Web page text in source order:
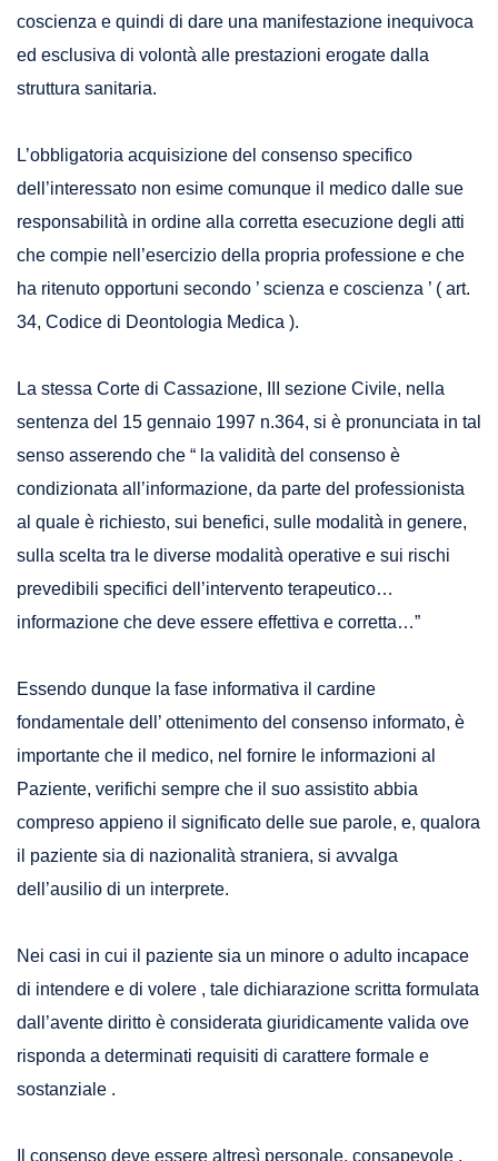
coscienza e quindi di dare una manifestazione inequivoca
ed esclusiva di volontà alle prestazioni erogate dalla
struttura sanitaria.
L’obbligatoria acquisizione del consenso specifico
dell’interessato non esime comunque il medico dalle sue
responsabilità in ordine alla corretta esecuzione degli atti
che compie nell’esercizio della propria professione e che
ha ritenuto opportuni secondo ’ scienza e coscienza ’ ( art.
34, Codice di Deontologia Medica ).
La stessa Corte di Cassazione, III sezione Civile, nella
sentenza del 15 gennaio 1997 n.364, si è pronunciata in tal
senso asserendo che “ la validità del consenso è
condizionata all’informazione, da parte del professionista
al quale è richiesto, sui benefici, sulle modalità in genere,
sulla scelta tra le diverse modalità operative e sui rischi
prevedibili specifici dell’intervento terapeutico…
informazione che deve essere effettiva e corretta…”
Essendo dunque la fase informativa il cardine
fondamentale dell’ ottenimento del consenso informato, è
importante che il medico, nel fornire le informazioni al
Paziente, verifichi sempre che il suo assistito abbia
compreso appieno il significato delle sue parole, e, qualora
il paziente sia di nazionalità straniera, si avvalga
dell’ausilio di un interprete.
Nei casi in cui il paziente sia un minore o adulto incapace
di intendere e di volere , tale dichiarazione scritta formulata
dall’avente diritto è considerata giuridicamente valida ove
risponda a determinati requisiti di carattere formale e
sostanziale .
Il consenso deve essere altresì personale, consapevole ,